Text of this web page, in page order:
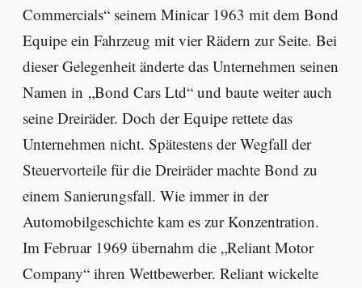
Commercials“ seinem Minicar 1963 mit dem Bond
Equipe ein Fahrzeug mit vier Rädern zur Seite. Bei
dieser Gelegenheit änderte das Unternehmen seinen
Namen in „Bond Cars Ltd“ und baute weiter auch
seine Dreiräder. Doch der Equipe rettete das
Unternehmen nicht. Spätestens der Wegfall der
Steuervorteile für die Dreiräder machte Bond zu
einem Sanierungsfall. Wie immer in der
Automobilgeschichte kam es zur Konzentration.
Im Februar 1969 übernahm die „Reliant Motor
Company“ ihren Wettbewerber. Reliant wickelte